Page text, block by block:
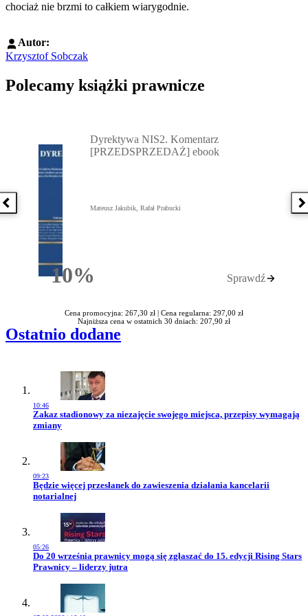
chociaż nie brzmi to całkiem wiarygodnie.
Autor:
Krzysztof Sobczak
Polecamy książki prawnicze
Poprzednia książka
10%Rabatu
Dyrektywa NIS2. Komentarz
[PRZEDSPRZEDAŻ] ebook
Mateusz Jakubik, Rafał Prabucki
Sprawdź
Cena promocyjna: 267,30 zł | Cena regularna: 297,00 zł
Najniższa cena w ostatnich 30 dniach: 207,90 zł
Ostatnio dodane
10:46
Przejdź do artykułu:
Zakaz stadionowy za niezajęcie swojego miejsca, przepisy wymagają
zmiany
09:23
Przejdź do artykułu:
Będzie więcej przesłanek do zawieszenia działania kancelarii
notarialnej
05:26
Przejdź do artykułu:
Do 20 września prawnicy mogą się zgłaszać do 15. edycji Rising Stars
Prawnicy – liderzy jutra